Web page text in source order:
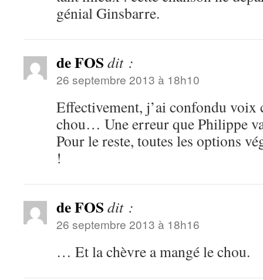
génial Ginsbarre.
de FOS dit :
26 septembre 2013 à 18h10
Effectivement, j’ai confondu voix
chou… Une erreur que Philippe
Pour le reste, toutes les options
!
de FOS dit :
26 septembre 2013 à 18h16
… Et la chèvre a mangé le chou.